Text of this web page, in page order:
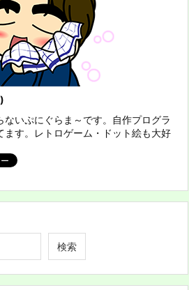
ないぷにぐらま～です。自作プログラ
ます。レトロゲーム・ドット絵も大好
検索